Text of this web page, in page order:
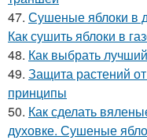
47. Сушеные яблоки в
Как сушить яблоки в
48. Как выбрать
49. Защита растений
принципы
50. Как сделать
духовке. Сушеные